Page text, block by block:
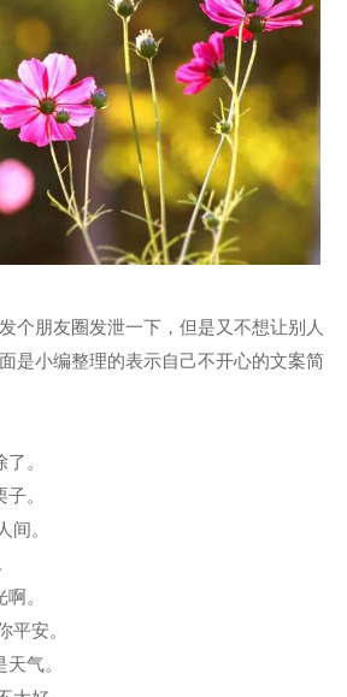
个朋友圈发泄一下，但是又不想让别人
是小编整理的表示自己不开心的文案简
。
。
间。
。
平安。
气。